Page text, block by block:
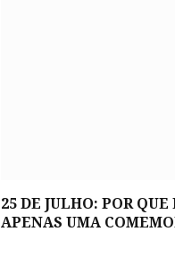
25 DE JULHO: POR
APENAS UMA